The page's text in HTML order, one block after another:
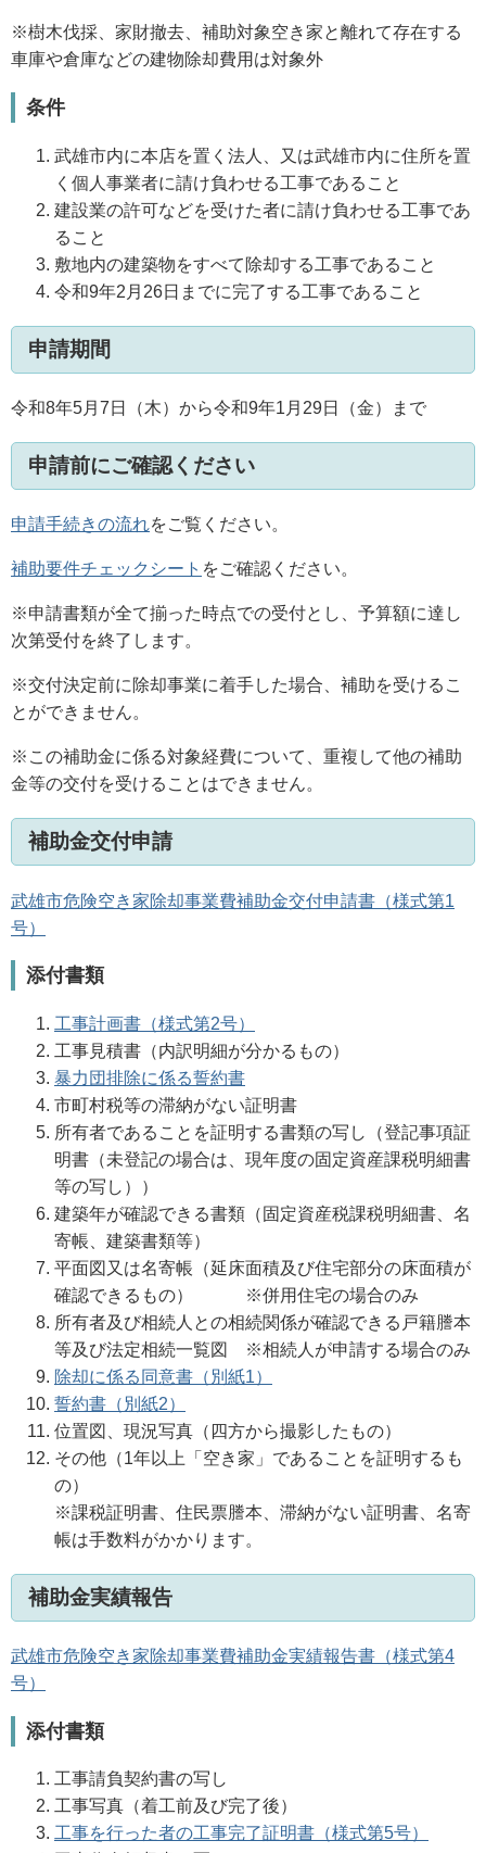
※樹木伐採、家財撤去、補助対象空き家と離れて存在する
車庫や倉庫などの建物除却費用は対象外
条件
武雄市内に本店を置く法人、又は武雄市内に住所を置
く個人事業者に請け負わせる工事であること
建設業の許可などを受けた者に請け負わせる工事であ
ること
敷地内の建築物をすべて除却する工事であること
令和9年2月26日までに完了する工事であること
申請期間
令和8年5月7日（木）から令和9年1月29日（金）まで
申請前にご確認ください
申請手続きの流れをご覧ください。
補助要件チェックシート をご確認ください。
※申請書類が全て揃った時点での受付とし、予算額に達し
次第受付を終了します。
※交付決定前に除却事業に着手した場合、補助を受けるこ
とができません。
※この補助金に係る対象経費について、重複して他の補助
金等の交付を受けることはできません。
補助金交付申請
武雄市危険空き家除却事業費補助金交付申請書（様式第1
号）
添付書類
工事計画書（様式第2号）
工事見積書（内訳明細が分かるもの）
暴力団排除に係る誓約書
市町村税等の滞納がない証明書
所有者であることを証明する書類の写し（登記事項証
明書（未登記の場合は、現年度の固定資産課税明細書
等の写し））
建築年が確認できる書類（固定資産税課税明細書、名
寄帳、建築書類等）
平面図又は名寄帳（延床面積及び住宅部分の床面積が
確認できるもの） ※併用住宅の場合のみ
所有者及び相続人との相続関係が確認できる戸籍謄本
等及び法定相続一覧図 ※相続人が申請する場合のみ
除却に係る同意書（別紙1）
誓約書（別紙2）
位置図、現況写真（四方から撮影したもの）
その他（1年以上「空き家」であることを証明するも
の）
※課税証明書、住民票謄本、滞納がない証明書、名寄
帳は手数料がかかります。
補助金実績報告
武雄市危険空き家除却事業費補助金実績報告書（様式第4
号）
添付書類
工事請負契約書の写し
工事写真（着工前及び完了後）
工事を行った者の工事完了証明書（様式第5号）